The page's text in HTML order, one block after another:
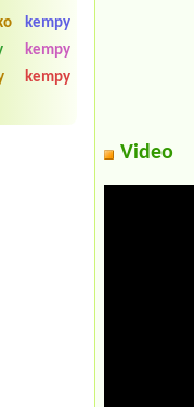
kempy
kempy
kempy
Video